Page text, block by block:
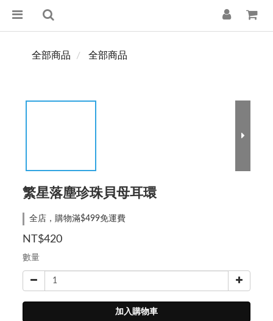
全部商品 全部商品
繁星落塵珍珠貝母耳環
全店，購物滿$499免運費
NT$420
數量
加入購物車